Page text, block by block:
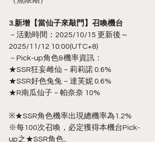
3.新增【當仙子來敲門】召喚機台
－活動時間：2025/10/15 更新後～
2025/11/12 10:00(UTC+8)
－Pick-up角色&機率資訊：
★SSR狂妄雌仙－莉莉諾 0.6%
★SSR好色兔兔－達芙妮 0.6%
★R南瓜仙子－帕奈奈 10%
※★SSR角色機率出現總機率為1.2%
※每100次召喚，必定獲得本機台Pick-
up之★SSR角色。